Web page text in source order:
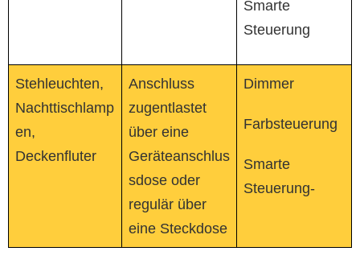
Smarte
Steuerung
Stehleuchten,
Nachttischlamp
en,
Deckenfluter
Anschluss
zugentlastet
über eine
Geräteanschlus
sdose oder
regulär über
eine Steckdose
Dimmer
Farbsteuerung
Smarte
Steuerung-